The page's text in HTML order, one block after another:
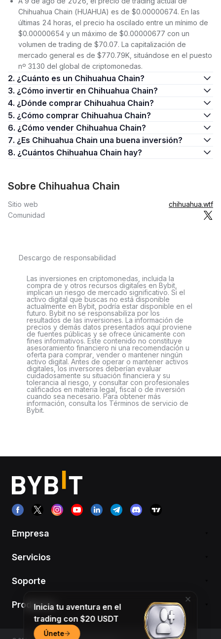
Chihuahua Chain (HUAHUA) es de $0.00000674. En las
últimas 24 horas, el precio ha oscilado entre un mínimo de
$0.00000654 y un máximo de $0.00000677 con un
volumen de trading de $70.07. La capitalización de
mercado general es de $770.79K, situándose en el puesto
nº 3130 del global de criptomonedas.
2. ¿Cuánto es un Chihuahua Chain?
3. ¿Cómo invertir en Chihuahua Chain?
4. ¿Dónde comprar Chihuahua Chain?
5. ¿Cómo comprar Chihuahua Chain?
6. ¿Cómo vender Chihuahua Chain?
7. ¿Es Chihuahua Chain una buena inversión?
8. ¿Cuántos Chihuahua Chain hay?
Sobre Chihuahua Chain
Sitio web
chihuahua.wtf
Comunidad
Descargo de responsabilidad
Las inversiones en criptomonedas, incluida la
compra de y otros recursos digitales en Bybit,
implican un riesgo de mercado significativo. Si el
activo digital que buscas no está disponible
actualmente en Bybit, podría estar disponible en el
futuro. Bybit no se responsabiliza por los
resultados de las inversiones. La información de
precios y demás datos presentados aquí proviene
de fuentes públicas y se ofrece únicamente con
fines informativos. Este contenido no constituye
asesoramiento financiero ni una recomendación u
oferta para comprar, vender o mantener ningún
activo digital. Antes de operar o mantener activos
digitales, los inversores deberían evaluar
cuidadosamente su situación financiera y su
tolerancia al riesgo, y consultar con profesionales
calificados en materia legal, fiscal o de inversión
cuando sea necesario. Para obtener más
información, consulta los Términos de servicio de
Bybit.
Empresa
Servicios
Soporte
ProductosInicia tu aventura en el
trading con $20 USDT
Únete